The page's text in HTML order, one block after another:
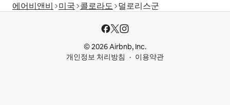
에어비앤비 미국 콜로라도 덜로리스군
© 2026 Airbnb, Inc.
개인정보 처리방침
이용약관